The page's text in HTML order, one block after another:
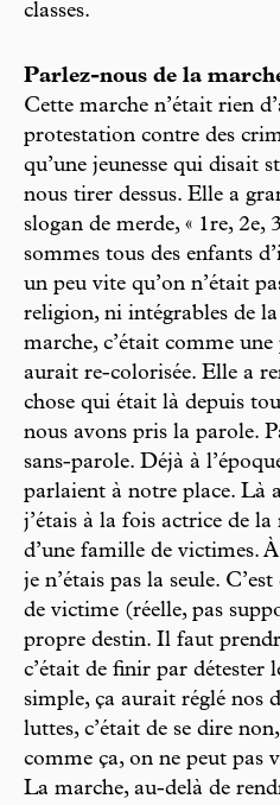
classes.
Parlez-nous de la
Cette marche n’était rien
protestation contre des
qu’une jeunesse qui disait
nous tirer dessus. Elle a
slogan de merde, « 1re, 2e,
sommes tous des enfants
un peu vite qu’on n’était
religion, ni intégrables de
marche, c’était comme
aurait re-colorisée. Elle a
chose qui était là depuis
nous avons pris la parole.
sans-parole. Déjà à
parlaient à notre place. Là
j’étais à la fois actrice de
d’une famille de victimes.
je n’étais pas la seule.
de victime (réelle, pas
propre destin. Il faut
c’était de finir par détester
simple, ça aurait réglé nos
luttes, c’était de se dire
comme ça, on ne peut pas
La marche, au-delà de